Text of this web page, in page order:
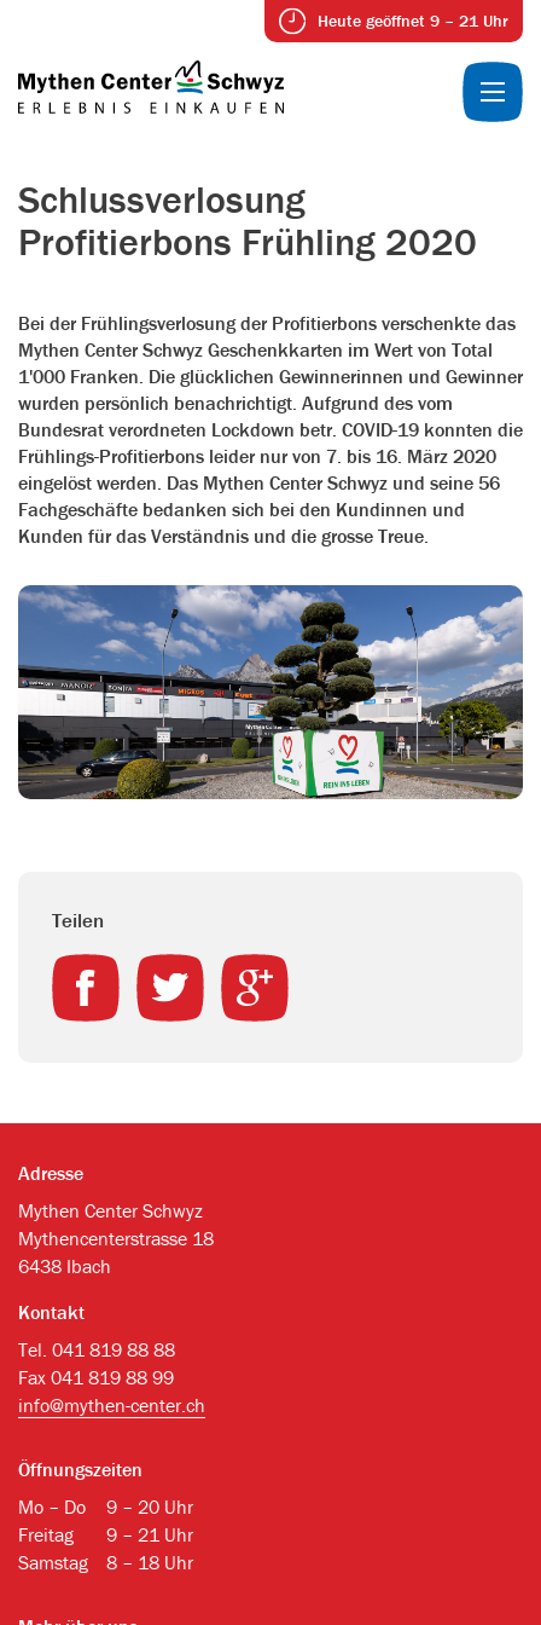
Heute geöffnet 9 – 21 Uhr
Schlussverlosung
Profitierbons Frühling 2020
Bei der Frühlingsverlosung der Profitierbons verschenkte das
Mythen Center Schwyz Geschenkkarten im Wert von Total
1'000 Franken. Die glücklichen Gewinnerinnen und Gewinner
wurden persönlich benachrichtigt. Aufgrund des vom
Bundesrat verordneten Lockdown betr. COVID-19 konnten die
Frühlings-Profitierbons leider nur von 7. bis 16. März 2020
eingelöst werden. Das Mythen Center Schwyz und seine 56
Fachgeschäfte bedanken sich bei den Kundinnen und
Kunden für das Verständnis und die grosse Treue.
Teilen
Adresse
Mythen Center Schwyz
Mythencenterstrasse 18
6438 Ibach
Kontakt
Tel. 041 819 88 88
Fax 041 819 88 99
info@mythen-center.ch
Öffnungszeiten
Mo – Do
9 – 20 Uhr
Freitag
9 – 21 Uhr
Samstag
8 – 18 Uhr